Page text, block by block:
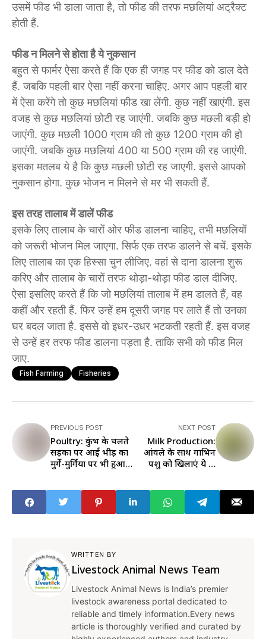
उसमें फीड भी डाला जाता है, तो फीड की तरफ मछलियां अट्रैक्ट
होती हैं.
फीड न मिलने से होता है ये नुकसान
बहुत से फार्मर ऐसा करते हैं कि एक ही जगह पर फीड को डाल देते
हैं. जबकि पहली बार ऐसा नहीं करना चाहिए. अगर आप पहली बार
में ऐसा करेंगे तो कुछ मछलियां फीड खा लेंगी. कुछ नहीं खाएंगी. इस
वजह से कुछ मछलियां छोटी रह जाएंगी. जबकि कुछ मछली बड़ी हो
जाएंगी. कुछ मछली 1000 ग्राम की तो कुछ 1200 ग्राम की हो
जाएंगी. जबकि कुछ मछलियां 400 या 500 ग्राम की रह जाएंगी.
इसका मतलब ये है कि कुछ मछली छोटी रह जाएगी. इससे आपको
नुकसान होगा. कुछ भोजन न मिलने से मर भी सकती हैं.
इस तरह तालाब में डालें फीड
इसके लिए तालाब के चारों ओर फीड डालना चाहिए, तभी मछलियों
को जरूरी भोजन मिल जाएगा. सिर्फ एक तरफ डालने से बचें. इसके
लिए तालाब का एक हिस्सा चुन लीजिए. वहां से दाना डालना शुरू
करिए और तालाब के चारों तरफ थोड़ा-थोड़ा फीड डाल दीजिए.
ऐसा इसलिए करते हैं कि जो मछलियां तालाब में हम डालते हैं, वह
कहीं और रहती हैं. फिर उन्हें हम दूसरी जगह पर लाते हैं तो उनका
घर बदल जाता है. इससे वो इधर-उधर भटकती रहती हैं. इस वजह
से उन्हें हर तरफ फीड डालना पड़ता है. ताकि सभी को फीड मिल
जाए.
Fish Farming Fisheries
PREVIOUS POST
Poultry: कुंभ के चलते
सड़कों पर आई भीड़ का
मुर्गे-मुर्गियों पर भी हुआ
NEXT POST
Milk Production:
आंवले के साथ गाभिन
पशु को खिलाएं ये दो
WRITTEN BY
Livestock Animal News Team
Livestock Animal News is India’s premier
livestock awareness portal dedicated to
reliable and timely information.Every news
article is thoroughly verified and curated by